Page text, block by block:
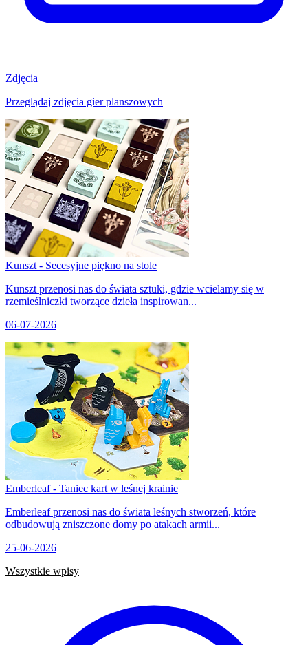
Zdjęcia
Przeglądaj zdjęcia gier planszowych
Kunszt - Secesyjne piękno na stole
Kunszt przenosi nas do świata sztuki, gdzie wcielamy się w
rzemieślniczki tworzące dzieła inspirowan...
06-07-2026
Emberleaf - Taniec kart w leśnej krainie
Emberleaf przenosi nas do świata leśnych stworzeń, które
odbudowują zniszczone domy po atakach armii...
25-06-2026
Wszystkie wpisy